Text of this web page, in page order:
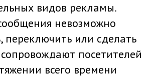
видов рекламы.
невозможно
переключить или сделать
посетителей
всего времени